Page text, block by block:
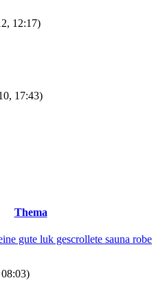
12:17)
17:43)
Thema
gute luk gescrollete sauna robe